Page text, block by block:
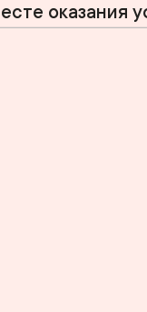
оказания